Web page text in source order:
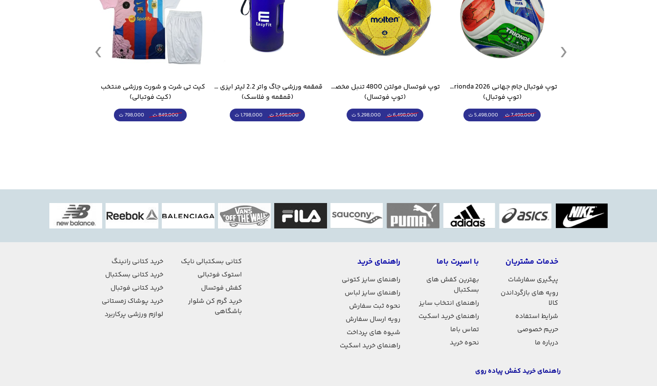
توپ فوتبال جام جهانی 2026 Trionda مشابه اورجینال
(توپ فوتبال)
7,498,000 ت 5,498,000 ت
توپ فوتسال مولتن 4800 تنبل مخصوص سالن
(توپ فوتسال)
6,498,000 ت 5,298,000 ت
قمقمه ورزشی جاگ واتر 2.2 لیتر ایزی فیت
(قمقمه و فلاسک)
2,498,000 ت 1,798,000 ت
(کیت فوتبالی)
849,000 ت 798,000 ت
خدمات مشتریان
پیگیری سفارشات
رویه های بازگرداندن
کالا
شرایط استفاده
حریم خصوصی
درباره ما
با اسپرت باما
بهترین کفش های
بسکتبال
راهنمای انتخاب سایز
راهنمای خرید اسکیت
تماس باما
نحوه خرید
راهنمای خرید
راهنمای سایز کتونی
راهنمای سایز لباس
نحوه ثبت سفارش
رویه ارسال سفارش
شیوه های پرداخت
راهنمای خرید اسکیت
کتانی بسکتبالی نایک
استوک فوتبالی
کفش فوتسال
خرید گرم کن شلوار
باشگاهی
خرید کتانی رانینگ
خرید کتانی بسکتبال
خرید کتانی فوتبال
خرید پوشاک زمستانی
لوازم ورزشی پرکاربرد
راهنمای خرید کفش پیاده روی